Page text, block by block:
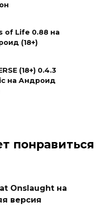
of Life 0.88 на
(18+)
(18+) 0.4.3
на Андроид
понравиться
Onslaught на
версия